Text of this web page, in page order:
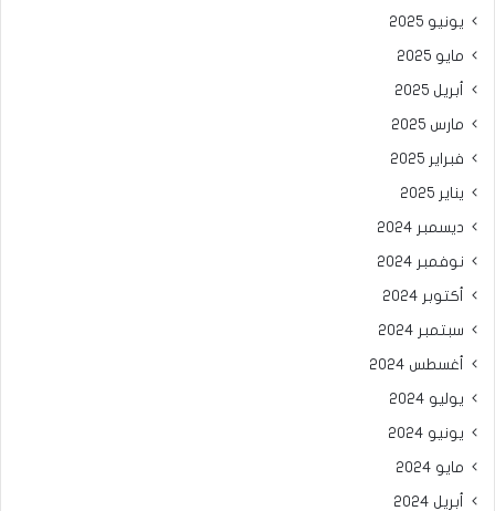
يونيو 2025
مايو 2025
أبريل 2025
مارس 2025
فبراير 2025
يناير 2025
ديسمبر 2024
نوفمبر 2024
أكتوبر 2024
سبتمبر 2024
أغسطس 2024
يوليو 2024
يونيو 2024
مايو 2024
أبريل 2024